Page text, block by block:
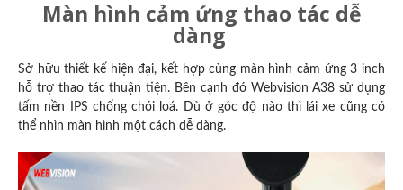
Màn hình cảm ứng thao tác dễ
dàng
Sở hữu thiết kế hiện đại, kết hợp cùng màn hình cảm ứng 3 inch
hỗ trợ thao tác thuận tiện. Bên cạnh đó Webvision A38 sử dụng
tấm nền IPS chống chói loá. Dù ở góc độ nào thì lái xe cũng có
thể nhìn màn hình một cách dễ dàng.